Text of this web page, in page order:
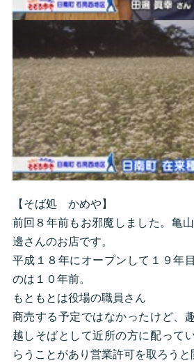
【そば処 かめや】
前回８年前もお邪魔しました。亀
邊さんのお店です。
平成１８年にオープンして１９年
のは１０年前。
もともとは役場の職員さん
商売する予定ではなかったけど、
越しそばとして近所の方に配って
らうことがあり営業許可を取ろうと